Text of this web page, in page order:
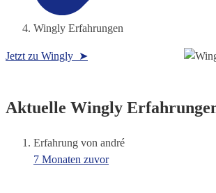
Wingly Erfahrungen
Jetzt zu Wingly ➤
Aktuelle Wingly
Erfahrung von andré
7 Monaten zuvor